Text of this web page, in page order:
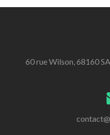
60 rue Wilson, 68160